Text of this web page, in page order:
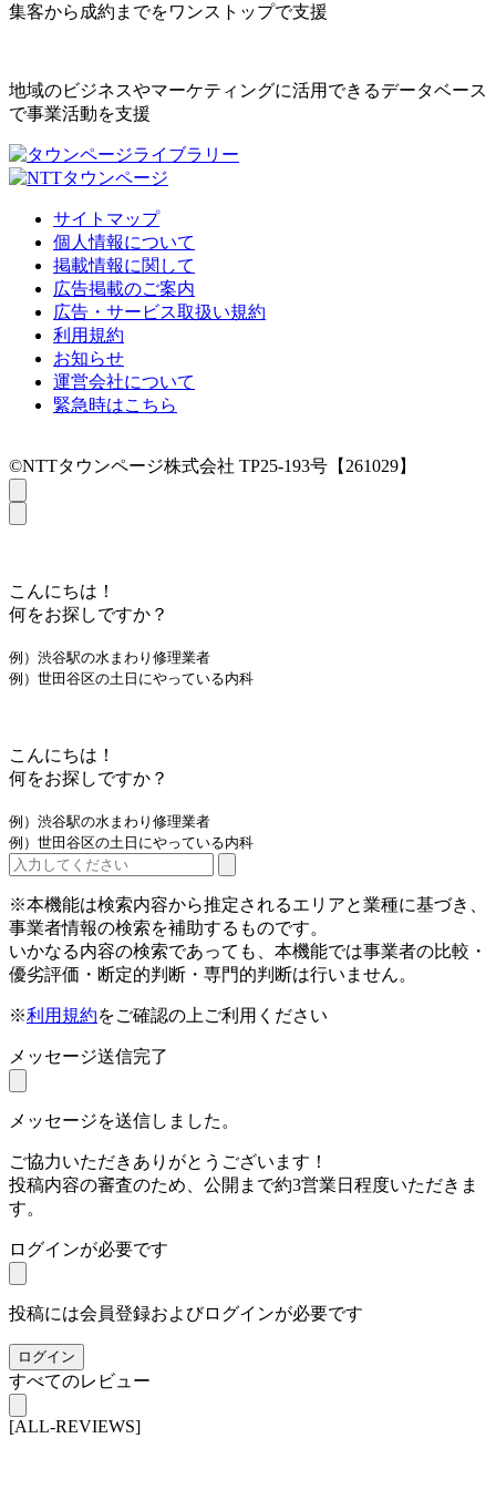
集客から成約までをワンストップで支援
地域のビジネスやマーケティングに活用できるデータベース
で事業活動を支援
サイトマップ
個人情報について
掲載情報に関して
広告掲載のご案内
広告・サービス取扱い規約
利用規約
お知らせ
運営会社について
緊急時はこちら
©NTTタウンページ株式会社 TP25-193号【261029】
こんにちは！
何をお探しですか？
例）渋谷駅の水まわり修理業者
例）世田谷区の土日にやっている内科
こんにちは！
何をお探しですか？
例）渋谷駅の水まわり修理業者
例）世田谷区の土日にやっている内科
※本機能は検索内容から推定されるエリアと業種に基づき、
事業者情報の検索を補助するものです。
いかなる内容の検索であっても、本機能では事業者の比較・
優劣評価・断定的判断・専門的判断は行いません。
※利用規約をご確認の上ご利用ください
メッセージ送信完了
メッセージを送信しました。
ご協力いただきありがとうございます！
投稿内容の審査のため、公開まで約3営業日程度いただきま
す。
ログインが必要です
投稿には会員登録およびログインが必要です
ログイン
すべてのレビュー
[ALL-REVIEWS]